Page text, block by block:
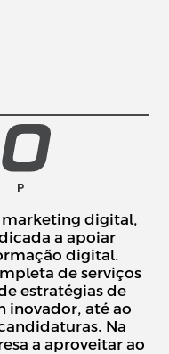
marketing digital,
a apoiar
digital.
de serviços
estratégias de
inovador, até ao
Na
a aproveitar ao